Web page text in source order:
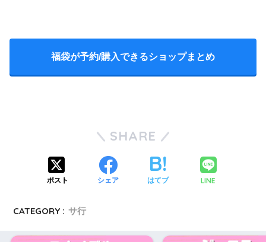
福袋が予約/購入できるショップまとめ
SHARE
ポスト シェア はてブ LINE
CATEGORY : サ行